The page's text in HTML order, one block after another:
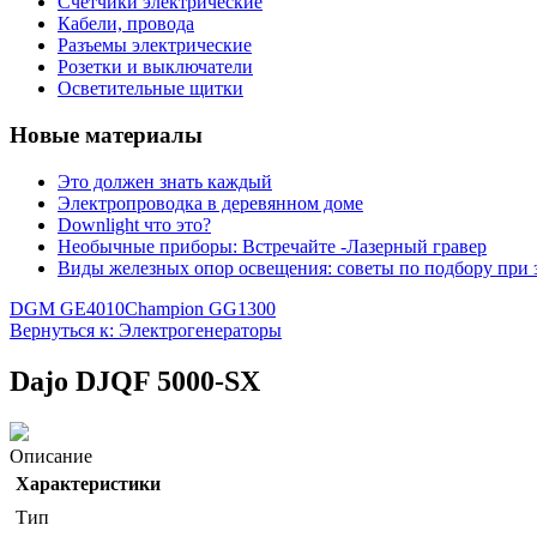
Кабели, провода
Разъемы электрические
Розетки и выключатели
Осветительные щитки
Новые материалы
Это должен знать каждый
Электропроводка в деревянном доме
Downlight что это?
Необычные приборы: Встречайте -Лазерный гравер
Виды железных опор освещения: советы по подбору при
DGM GE4010Champion GG1300
Вернуться к: Электрогенераторы
Dajo DJQF 5000-SX
Описание
Характеристики
Тип